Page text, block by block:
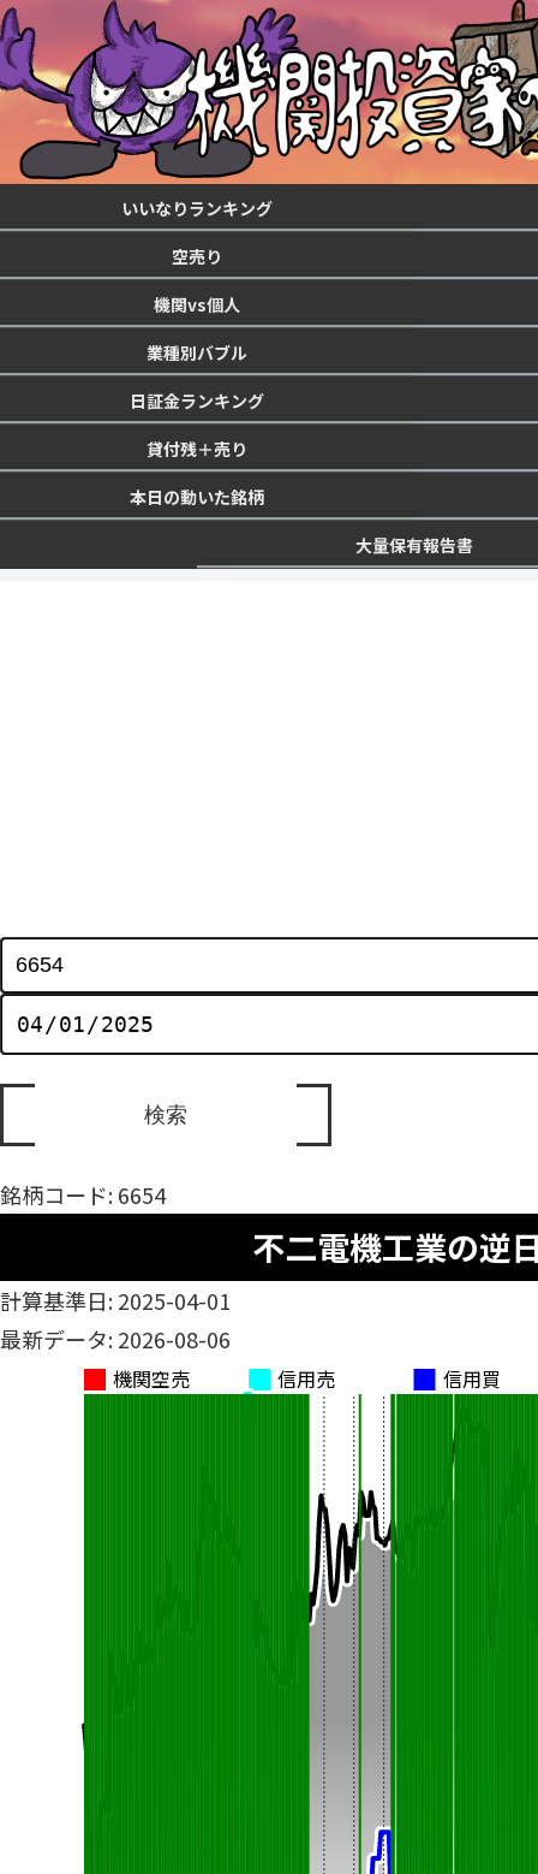
いいなりランキング
空売り
機関vs個人
業種別バブル
日証金ランキング
貸付残＋売り
本日の動いた銘柄
大量保有報告書
銘柄コード: 6654
不二電機工業の逆
計算基準日: 2025-04-01
最新データ: 2026-08-06
機関空売 信用売 信用買